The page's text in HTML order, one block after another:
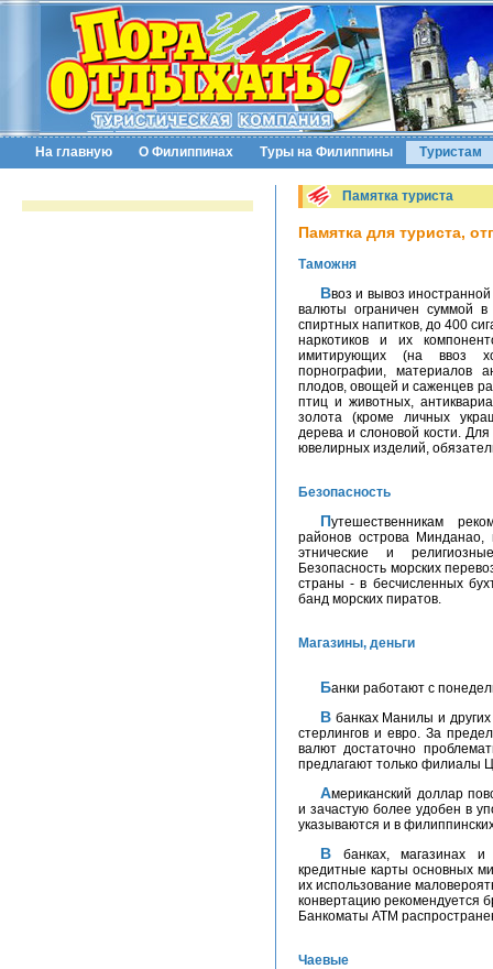
На главную О Филиппинах Туры на Филиппины Туристам
Памятка туриста
Памятка для туриста,
Таможня
Ввоз и вывоз иностранной валюты не ограничен. Импорт и экспорт местной
валюты ограничен суммой
спиртных напитков, до 400
наркотиков и их
имитирующих (на ввоз
порнографии, материалов
плодов, овощей и саженцев
птиц и животных,
золота (кроме личных
дерева и слоновой кости.
ювелирных изделий,
Безопасность
Путешественникам рекомендуется избегать посещения большинства
районов острова Минданао,
этнические и
Безопасность морских
страны - в бесчисленных
банд морских пиратов.
Магазины, деньги
Банки работают с
В банках Манилы и других крупных городов обычно можно поменять фунты
стерлингов и евро. За
валют достаточно
предлагают только филиалы
Американский доллар повсеместно принимается на территории Филиппин
и зачастую более удобен в
указываются и в
В банках, магазинах и отелях крупных городов страны принимают
кредитные карты основных
их использование
конвертацию рекомендуется
Банкоматы ATM
Чаевые